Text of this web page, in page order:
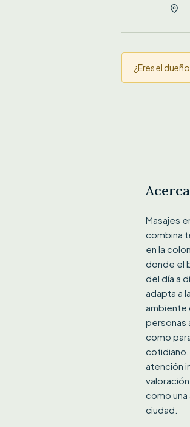
¿Eres el
Masajes
combina
en la
donde el
del día a
adapta a
ambiente
personas
como
cotidiano.
atención
como
ciudad.